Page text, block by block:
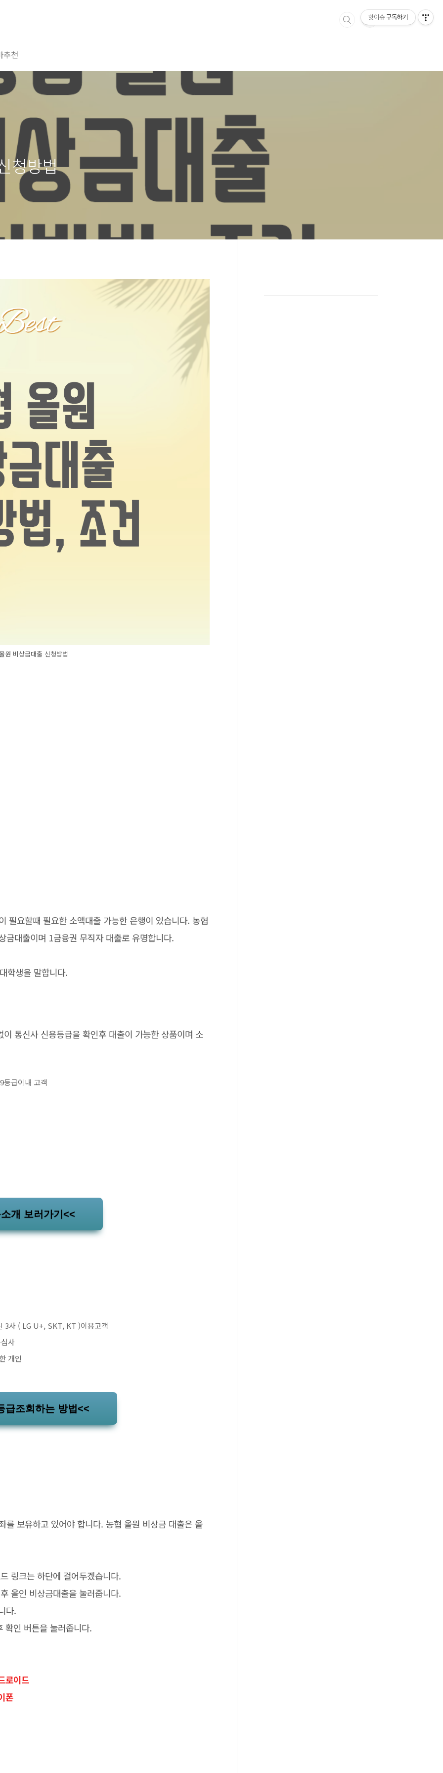
추천
청방법
원 비상금대출 신청방법
필요할때 필요한 소액대출 가능한 은행이 있습니다. 농협
금대출이며 1금융권 무직자 대출로 유명합니다.
학생을 말합니다.
통신사 신용등급을 확인후 대출이 가능한 상품이며 소
등급이내 고객
개 보러가기<<
3사 ( LG U+, SKT, KT )이용고객
사
개인
조회하는 방법<<
를 보유하고 있어야 합니다. 농협 올원 비상금 대출은 올
링크는 하단에 걸어두겠습니다.
올인 비상금대출을 눌러줍니다.
다.
확인 버튼을 눌러줍니다.
로이드
폰
핫이슈 구독하기